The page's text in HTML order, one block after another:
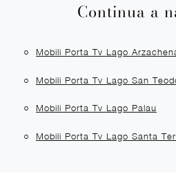
Continua a
Mobili Porta Tv Lago
Mobili Porta Tv Lago San
Mobili Porta Tv Lago Palau
Mobili Porta Tv Lago Santa